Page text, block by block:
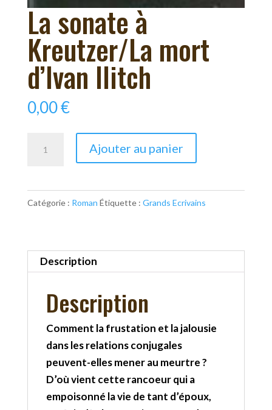
La sonate à
Kreutzer/La mort
d’Ivan Ilitch
0,00€
sonate
à
d'Ivan
Ilitch
Ajouter au panier
Catégorie : Roman Étiquette : Grands Ecrivains
Description
Description
Comment la frustation et la jalousie
dans les relations conjugales
peuvent-elles mener au meurtre ?
D’où vient cette rancoeur qui a
empoisonné la vie de tant d’époux,